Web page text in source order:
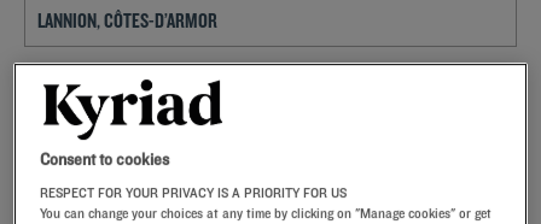
Navigate forward to interact with the calendar and select a date. Press
Consent to cookies
RESPECT FOR YOUR PRIVACY IS A PRIORITY FOR US
You can change your choices at any time by clicking on "Manage cookies" or get